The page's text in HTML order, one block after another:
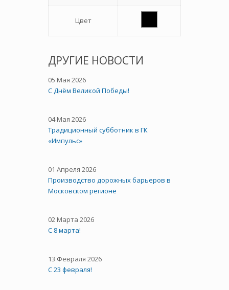
Цвет
ДРУГИЕ НОВОСТИ
05 Мая 2026
C Днём Великой Победы!
04 Мая 2026
Традиционный субботник в ГК
«Импульс»
01 Апреля 2026
Производство дорожных барьеров в
Московском регионе
02 Марта 2026
С 8 марта!
13 Февраля 2026
С 23 февраля!